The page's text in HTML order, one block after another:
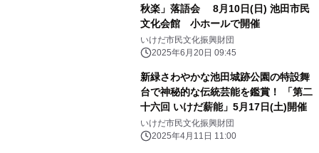
秋楽」落語会 8月10日(日) 池田市民
文化会館 小ホールで開催
いけだ市民文化振興財団
2025年6月20日 09:45
新緑さわやかな池田城跡公園の特設舞
台で神秘的な伝統芸能を鑑賞！ 「第二
十六回 いけだ薪能」5月17日(土)開催
いけだ市民文化振興財団
2025年4月11日 11:00